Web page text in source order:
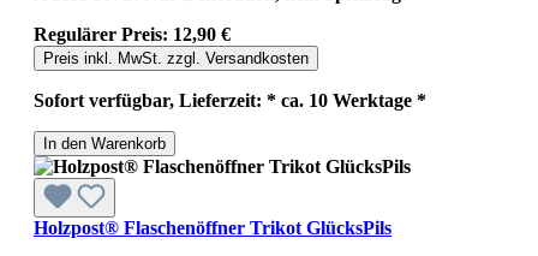
Regulärer Preis: 12,90 €
Preis inkl. MwSt. zzgl. Versandkosten
Sofort verfügbar, Lieferzeit: * ca. 10 Werktage *
In den Warenkorb
Holzpost® Flaschenöffner Trikot GlücksPils